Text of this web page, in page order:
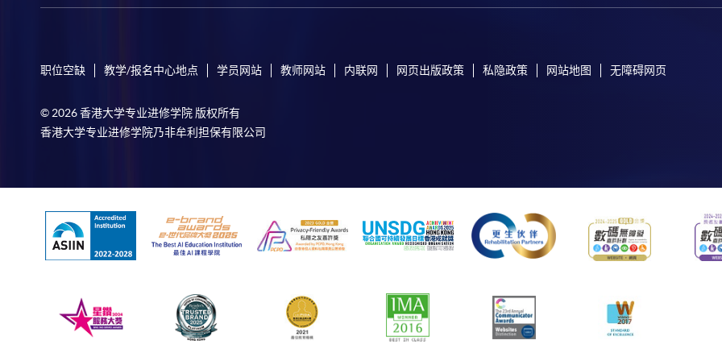
职位空缺 教学/报名中心地点 学员网站 教师网站 内联网 网页出版政策 私隐政策 网站地图 无障碍网页
© 2026 香港大学专业进修学院 版权所有
香港大学专业进修学院乃非牟利担保有限公司